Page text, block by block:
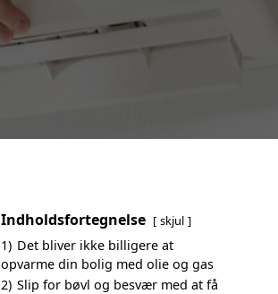
Indholdsfortegnelse skjul
1) Det bliver ikke billigere at
opvarme din bolig med olie og gas
2) Slip for bøvl og besvær med at få